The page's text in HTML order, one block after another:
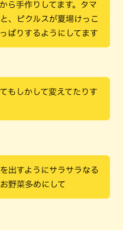
ら手作りしてます。タマ
、ピクルスが夏場けっこ
ぱりするようにしてます
もしかして変えてたりす
出すようにサラサラなる
野菜多めにして